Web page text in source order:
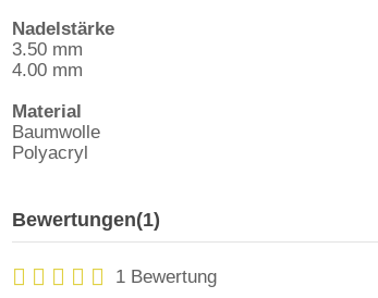
Nadelstärke
3.50 mm
4.00 mm
Material
Baumwolle
Polyacryl
Bewertungen(1)
1 Bewertung